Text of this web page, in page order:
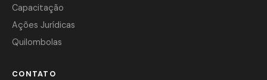
Capacitação
Ações Jurídicas
Quilombolas
CONTATO